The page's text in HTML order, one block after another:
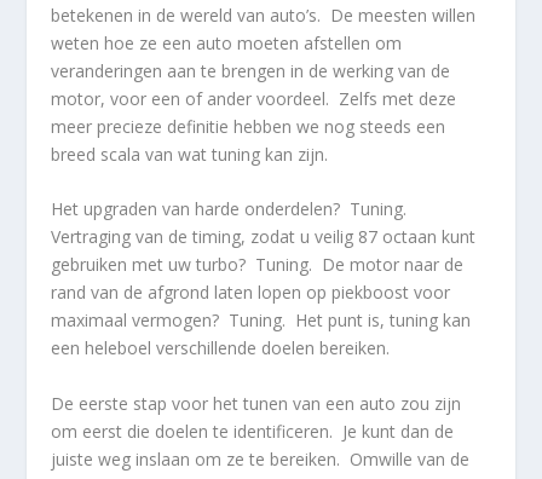
betekenen in de wereld van auto’s. De meesten willen
weten hoe ze een auto moeten afstellen om
veranderingen aan te brengen in de werking van de
motor, voor een of ander voordeel. Zelfs met deze
meer precieze definitie hebben we nog steeds een
breed scala van wat tuning kan zijn.
Het upgraden van harde onderdelen? Tuning.
Vertraging van de timing, zodat u veilig 87 octaan kunt
gebruiken met uw turbo? Tuning. De motor naar de
rand van de afgrond laten lopen op piekboost voor
maximaal vermogen? Tuning. Het punt is, tuning kan
een heleboel verschillende doelen bereiken.
De eerste stap voor het tunen van een auto zou zijn
om eerst die doelen te identificeren. Je kunt dan de
juiste weg inslaan om ze te bereiken. Omwille van de